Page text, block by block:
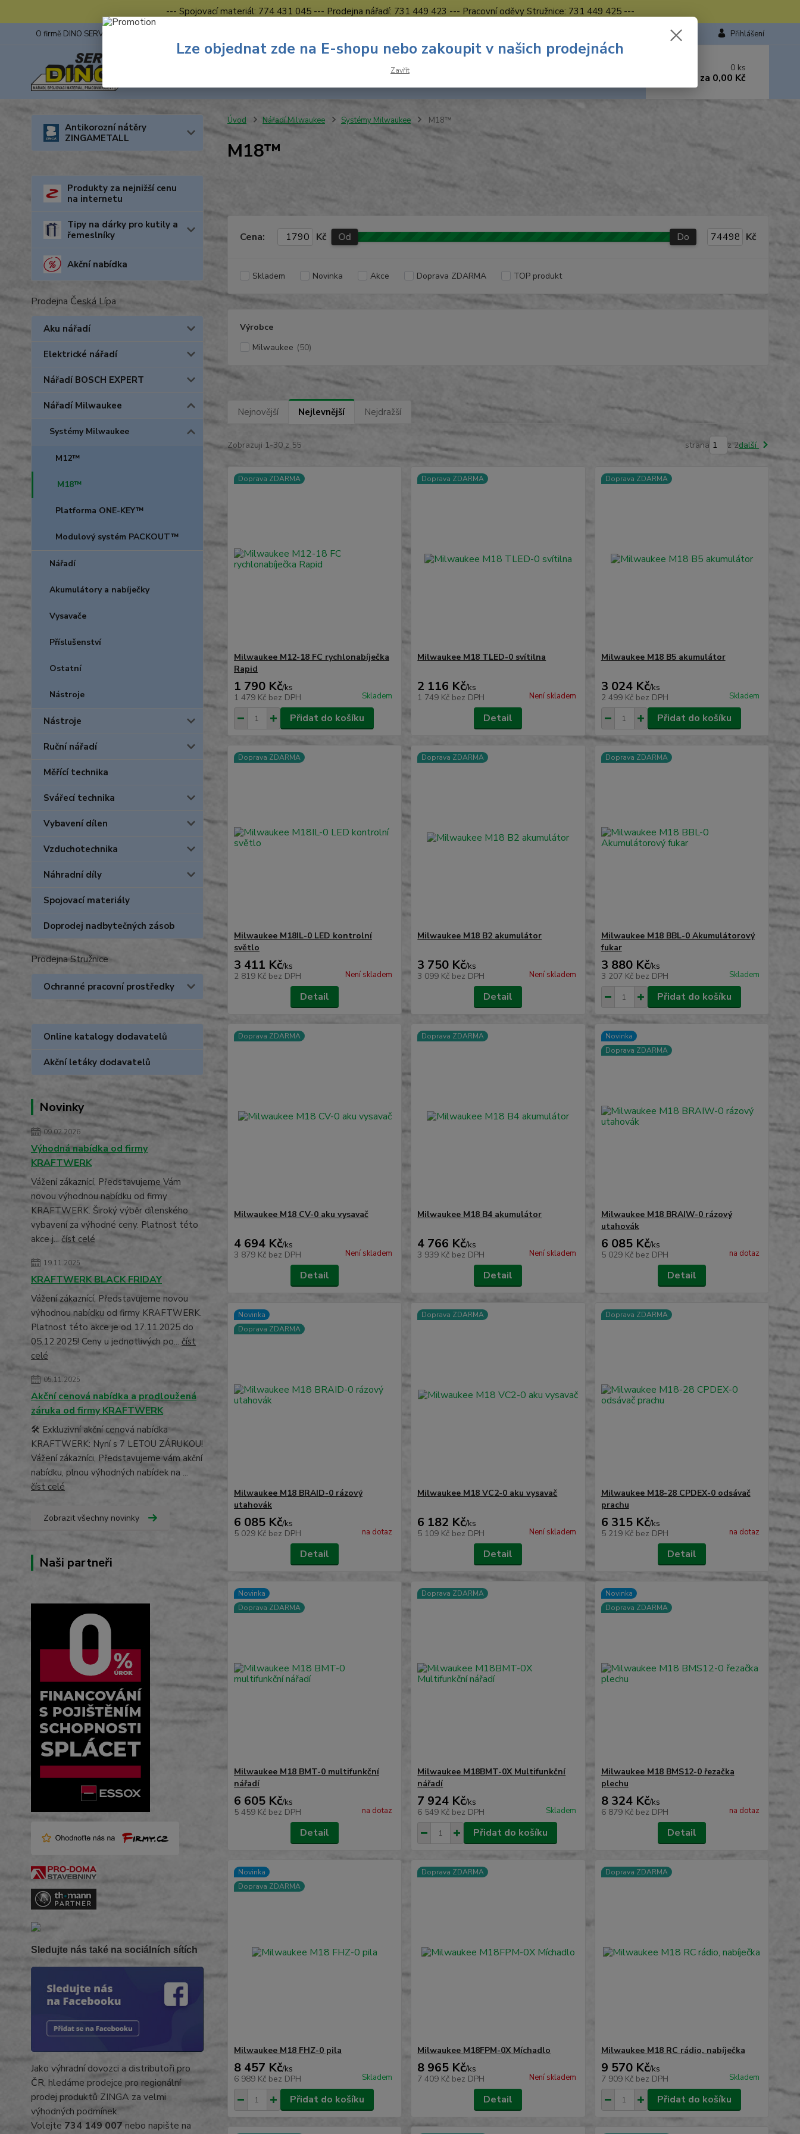
--- Spojovací materiál: 774 431 045 --- Prodejna nářadí: 731 449 423 --- Pracovní oděvy Stružnice: 731 449 425 ---
O firmě DINO SERVIS s.r.o. Přihlášení
Hledat
Nevíte si rady? Zavolejte.
0 ks
za 0,00 Kč
Antikorozní nátěry
ZINGAMETALL
Produkty za nejnižší cenu
na internetu
Tipy na dárky pro kutily a
řemeslníky
Akční nabídka
Prodejna Česká Lípa
Aku nářadí
Elektrické nářadí
Nářadí BOSCH EXPERT
Nářadí Milwaukee
Systémy Milwaukee
M12™
M18™
Platforma ONE-KEY™
Modulový systém PACKOUT™
Nářadí
Akumulátory a nabíječky
Vysavače
Příslušenství
Ostatní
Nástroje
Nástroje
Ruční nářadí
Měřící technika
Svářecí technika
Vybavení dílen
Vzduchotechnika
Náhradní díly
Spojovací materiály
Doprodej nadbytečných zásob
Prodejna Stružnice
Ochranné pracovní prostředky
Online katalogy dodavatelů
Akční letáky dodavatelů
Novinky
09.02.2026
Výhodná nabídka od firmy
KRAFTWERK
Vážení zákaznící, Představujeme Vám
novou výhodnou nabídku od firmy
KRAFTWERK. Široký výběr dílenského
vybavení za výhodné ceny. Platnost této
akce j... číst celé
19.11.2025
KRAFTWERK BLACK FRIDAY
Vážení zákaznící, Představujeme novou
výhodnou nabídku od firmy KRAFTWERK.
Platnost této akce je od 17.11.2025 do
05.12.2025! Ceny u jednotlivých po... číst
celé
05.11.2025
Akční cenová nabídka a prodloužená
záruka od firmy KRAFTWERK
🛠️ Exkluzivní akční cenová nabídka
KRAFTWERK: Nyní s 7 LETOU ZÁRUKOU!
Vážení zákazníci, Představujeme vám akční
nabídku, plnou výhodných nabídek na ...
číst celé
Zobrazit všechny novinky
Naši partneři
Sledujte nás také na sociálních sítích
Jako výhradní dovozci a distributoři pro
ČR, hledáme prodejce pro regionální
prodej produktů ZINGA za velmi
výhodných podmínek.
Volejte 734 149 007 nebo napište na
Úvod Nářadí Milwaukee Systémy Milwaukee M18™
M18™
Cena: Kč Od Do Kč
Skladem Novinka Akce Doprava ZDARMA TOP produkt
Výrobce
Milwaukee (50)
Nejnovější Nejlevnější Nejdražší
Zobrazuji 1-30 z 55 strana z 2další
Doprava ZDARMA
Milwaukee M12-18 FC rychlonabíječka
Rapid
1 790 Kč/ks
1 479 Kč bez DPH Skladem
Přidat do košíku
Doprava ZDARMA
Milwaukee M18 TLED-0 svítilna
2 116 Kč/ks
1 749 Kč bez DPH Není skladem
Detail
Doprava ZDARMA
Milwaukee M18 B5 akumulátor
3 024 Kč/ks
2 499 Kč bez DPH Skladem
Přidat do košíku
Doprava ZDARMA
Milwaukee M18IL-0 LED kontrolní
světlo
3 411 Kč/ks
2 819 Kč bez DPH Není skladem
Detail
Doprava ZDARMA
Milwaukee M18 B2 akumulátor
3 750 Kč/ks
3 099 Kč bez DPH Není skladem
Detail
Doprava ZDARMA
Milwaukee M18 BBL-0 Akumulátorový
fukar
3 880 Kč/ks
3 207 Kč bez DPH Skladem
Přidat do košíku
Doprava ZDARMA
Milwaukee M18 CV-0 aku vysavač
4 694 Kč/ks
3 879 Kč bez DPH Není skladem
Detail
Doprava ZDARMA
Milwaukee M18 B4 akumulátor
4 766 Kč/ks
3 939 Kč bez DPH Není skladem
Detail
Novinka
Doprava ZDARMA
Milwaukee M18 BRAIW-0 rázový
utahovák
6 085 Kč/ks
5 029 Kč bez DPH na dotaz
Detail
Novinka
Doprava ZDARMA
Milwaukee M18 BRAID-0 rázový
utahovák
6 085 Kč/ks
5 029 Kč bez DPH na dotaz
Detail
Doprava ZDARMA
Milwaukee M18 VC2-0 aku vysavač
6 182 Kč/ks
5 109 Kč bez DPH Není skladem
Detail
Doprava ZDARMA
Milwaukee M18-28 CPDEX-0 odsávač
prachu
6 315 Kč/ks
5 219 Kč bez DPH na dotaz
Detail
Novinka
Doprava ZDARMA
Milwaukee M18 BMT-0 multifunkční
nářadí
6 605 Kč/ks
5 459 Kč bez DPH na dotaz
Detail
Doprava ZDARMA
Milwaukee M18BMT-0X Multifunkční
nářadí
7 924 Kč/ks
6 549 Kč bez DPH Skladem
Přidat do košíku
Novinka
Doprava ZDARMA
Milwaukee M18 BMS12-0 řezačka
plechu
8 324 Kč/ks
6 879 Kč bez DPH na dotaz
Detail
Novinka
Doprava ZDARMA
Milwaukee M18 FHZ-0 pila
8 457 Kč/ks
6 989 Kč bez DPH Skladem
Přidat do košíku
Doprava ZDARMA
Milwaukee M18FPM-0X Míchadlo
8 965 Kč/ks
7 409 Kč bez DPH Není skladem
Detail
Doprava ZDARMA
Milwaukee M18 RC rádio, nabíječka
9 570 Kč/ks
7 909 Kč bez DPH Skladem
Přidat do košíku
Lze objednat zde na E-shopu nebo zakoupit v našich prodejnách
Zavřít